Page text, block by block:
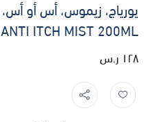
ITCH MIST 200ML
١٢٨ ر.س